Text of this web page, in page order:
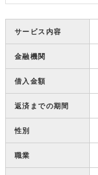
サービス内容
金融機関
借入金額
返済までの期間
性別
職業